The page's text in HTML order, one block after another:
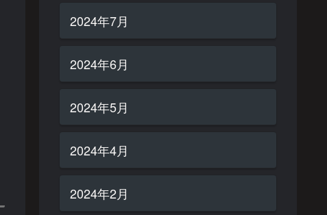
2024年7月
2024年6月
2024年5月
2024年4月
2024年2月